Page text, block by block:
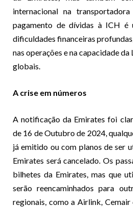
internacional na
pagamento de dívidas à ICH
dificuldades financeiras
nas operações e na capacidade
globais.
A crise em números
A notificação da Emirates foi
de 16 de Outubro de 2024,
já emitido ou com planos de ser
Emirates será cancelado. Os
bilhetes da Emirates, mas que
serão reencaminhados para
regionais, como a Airlink,